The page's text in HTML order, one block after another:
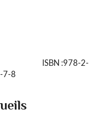
ISBN :978-2-
7-8